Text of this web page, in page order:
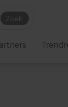
Zoek!